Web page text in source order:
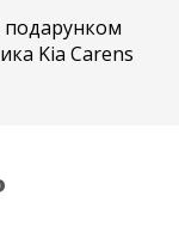
подарунком
Kia Carens